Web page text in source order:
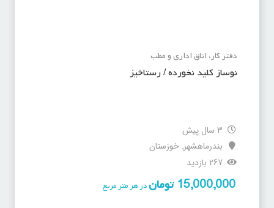
دفتر کار، اتاق اداری و مطب
نوساز کلید نخورده / رستاخیز
3 سال پیش
بندرماهشهر,خوزستان
267 بازدید
15,000,000 توماندر هر متر مربع